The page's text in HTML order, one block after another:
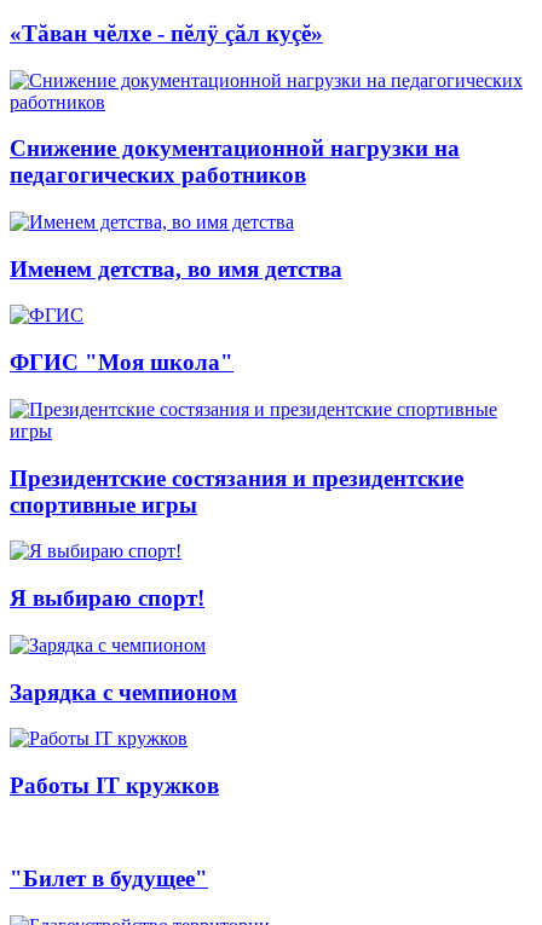
«Тăван чĕлхе - пĕлÿ çăл куçĕ»
Снижение документационной нагрузки на
педагогических работников
Именем детства, во имя детства
ФГИС "Моя школа"
Президентские состязания и президентские
спортивные игры
Я выбираю спорт!
Зарядка с чемпионом
Работы IT кружков
"Билет в будущее"